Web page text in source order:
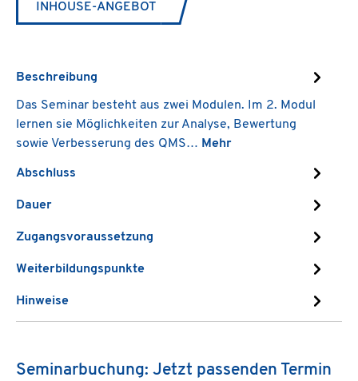
INHOUSE-ANGEBOT
Beschreibung
Das Seminar besteht aus zwei Modulen. Im 2. Modul
lernen sie Möglichkeiten zur Analyse, Bewertung
sowie Verbesserung des QMS… Mehr
Abschluss
Dauer
Zugangsvoraussetzung
Weiterbildungspunkte
Hinweise
Seminarbuchung: Jetzt passenden Termin